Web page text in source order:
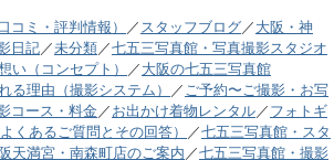
コミ・評判情報） ／スタッフブログ／大阪・神
日記／未分類／七五三写真館・写真撮影スタジオ
い（コンセプト）
／大阪の七五三写真館
る理由（撮影システム）
／ご予約〜ご撮影・お写
コース・料金／お出かけ着物レンタル／フォトギ
くあるご質問とその回答） ／七五三写真館・スタ
天満宮・南森町店のご案内／七五三写真館・撮影